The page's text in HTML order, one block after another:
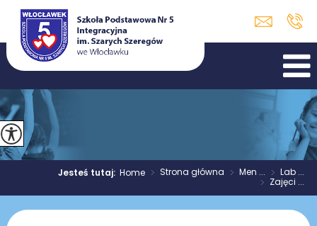
Jesteś tutaj:Home > Strona główna > Men ... > Lab ...
> Zajęci ...